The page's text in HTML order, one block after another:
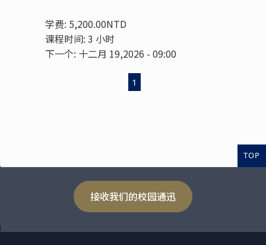
学费: 5,200.00NTD
课程时间: 3 小时
下一个: 十二月 19,2026 - 09:00
1
TOP
接收我们的校园通迅